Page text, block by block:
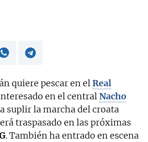
quiere pescar en elReal
en el centralNacho
suplir la marcha del croata
traspasado en las próximas
. También ha entrado en escena